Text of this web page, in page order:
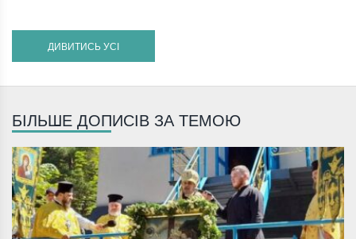
ДИВИТИСЬ УСІ
БІЛЬШЕ ДОПИСІВ ЗА ТЕМОЮ